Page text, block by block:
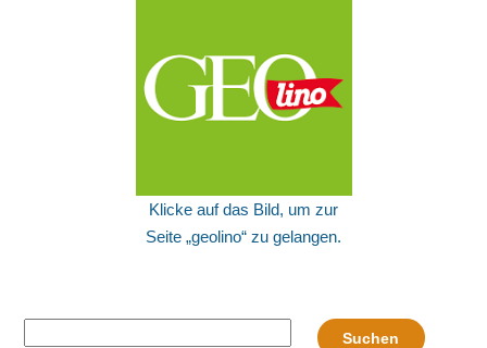
Klicke auf das Bild, um zur
Seite „geolino“ zu gelangen.
Suchen